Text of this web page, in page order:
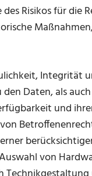
Risikos für die
Integrität
Daten, als auch
und
von